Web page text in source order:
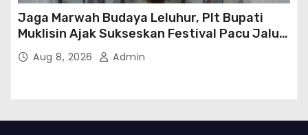
Jaga Marwah Budaya Leluhur, Plt Bupati
Muklisin Ajak Sukseskan Festival Pacu Jalur
2026Aug 8, 2026 Admin